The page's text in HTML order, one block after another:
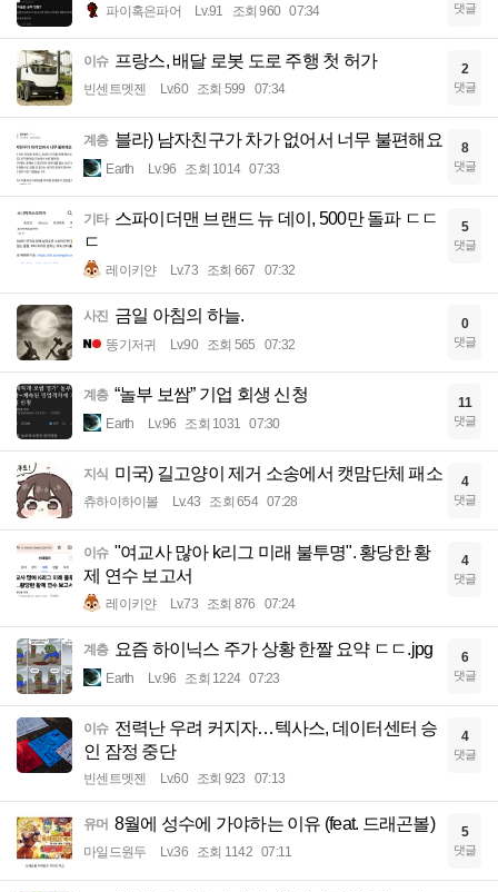
파이혹은파어 Lv.91 조회 960 07:34 댓글
이슈 프랑스, 배달 로봇 도로 주행 첫 허가
빈센트멧젠 Lv.60 조회 599 07:34
2
댓글
계층 블라) 남자친구가 차가 없어서 너무 불편해요
Earth Lv.96 조회 1014 07:33
8
댓글
기타 스파이더맨 브랜드 뉴 데이, 500만 돌파 ㄷㄷ
ㄷ
레이키얀 Lv.73 조회 667 07:32
5
댓글
사진 금일 아침의 하늘.
똥기저귀 Lv.90 조회 565 07:32
0
댓글
계층 “놀부 보쌈” 기업 회생 신청
Earth Lv.96 조회 1031 07:30
11
댓글
지식 미국) 길고양이 제거 소송에서 캣맘단체 패소
츄하이하이볼 Lv.43 조회 654 07:28
4
댓글
이슈 "여교사 많아 k리그 미래 불투명". 황당한 황
제 연수 보고서
레이키얀 Lv.73 조회 876 07:24
4
댓글
계층 요즘 하이닉스 주가 상황 한짤 요약 ㄷㄷ.jpg
Earth Lv.96 조회 1224 07:23
6
댓글
이슈 전력난 우려 커지자…텍사스, 데이터센터 승
인 잠정 중단
빈센트멧젠 Lv.60 조회 923 07:13
4
댓글
유머 8월에 성수에 가야하는 이유 (feat. 드래곤볼)
마일드원두 Lv.36 조회 1142 07:11
5
댓글